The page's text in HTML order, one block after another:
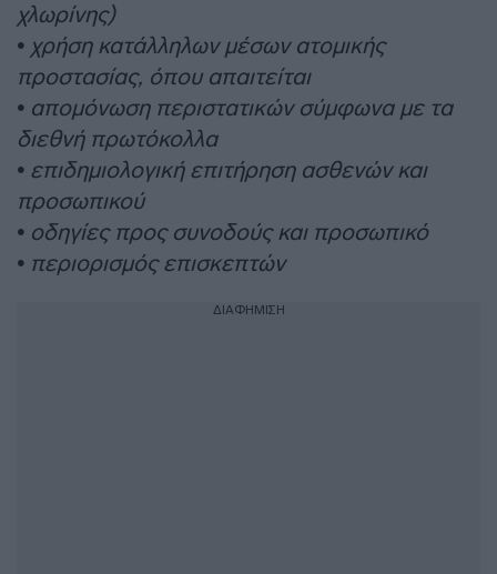
χλωρίνης)
• χρήση κατάλληλων μέσων ατομικής
προστασίας, όπου απαιτείται
• απομόνωση περιστατικών σύμφωνα με τα
διεθνή πρωτόκολλα
• επιδημιολογική επιτήρηση ασθενών και
προσωπικού
• οδηγίες προς συνοδούς και προσωπικό
• περιορισμός επισκεπτών
ΔΙΑΦΗΜΙΣΗ